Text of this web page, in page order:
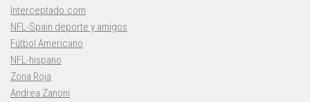
Interceptado.com
NFL-Spain deporte y amigos
Fútbol Americano
NFL-hispano
Zona Roja
Andrea Zanoni